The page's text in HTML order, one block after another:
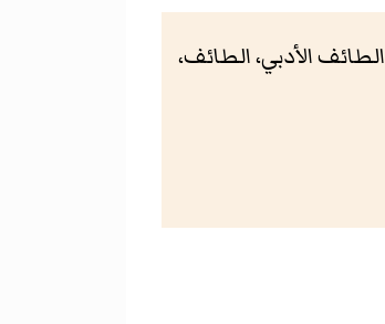
الأدبي، الطائف،